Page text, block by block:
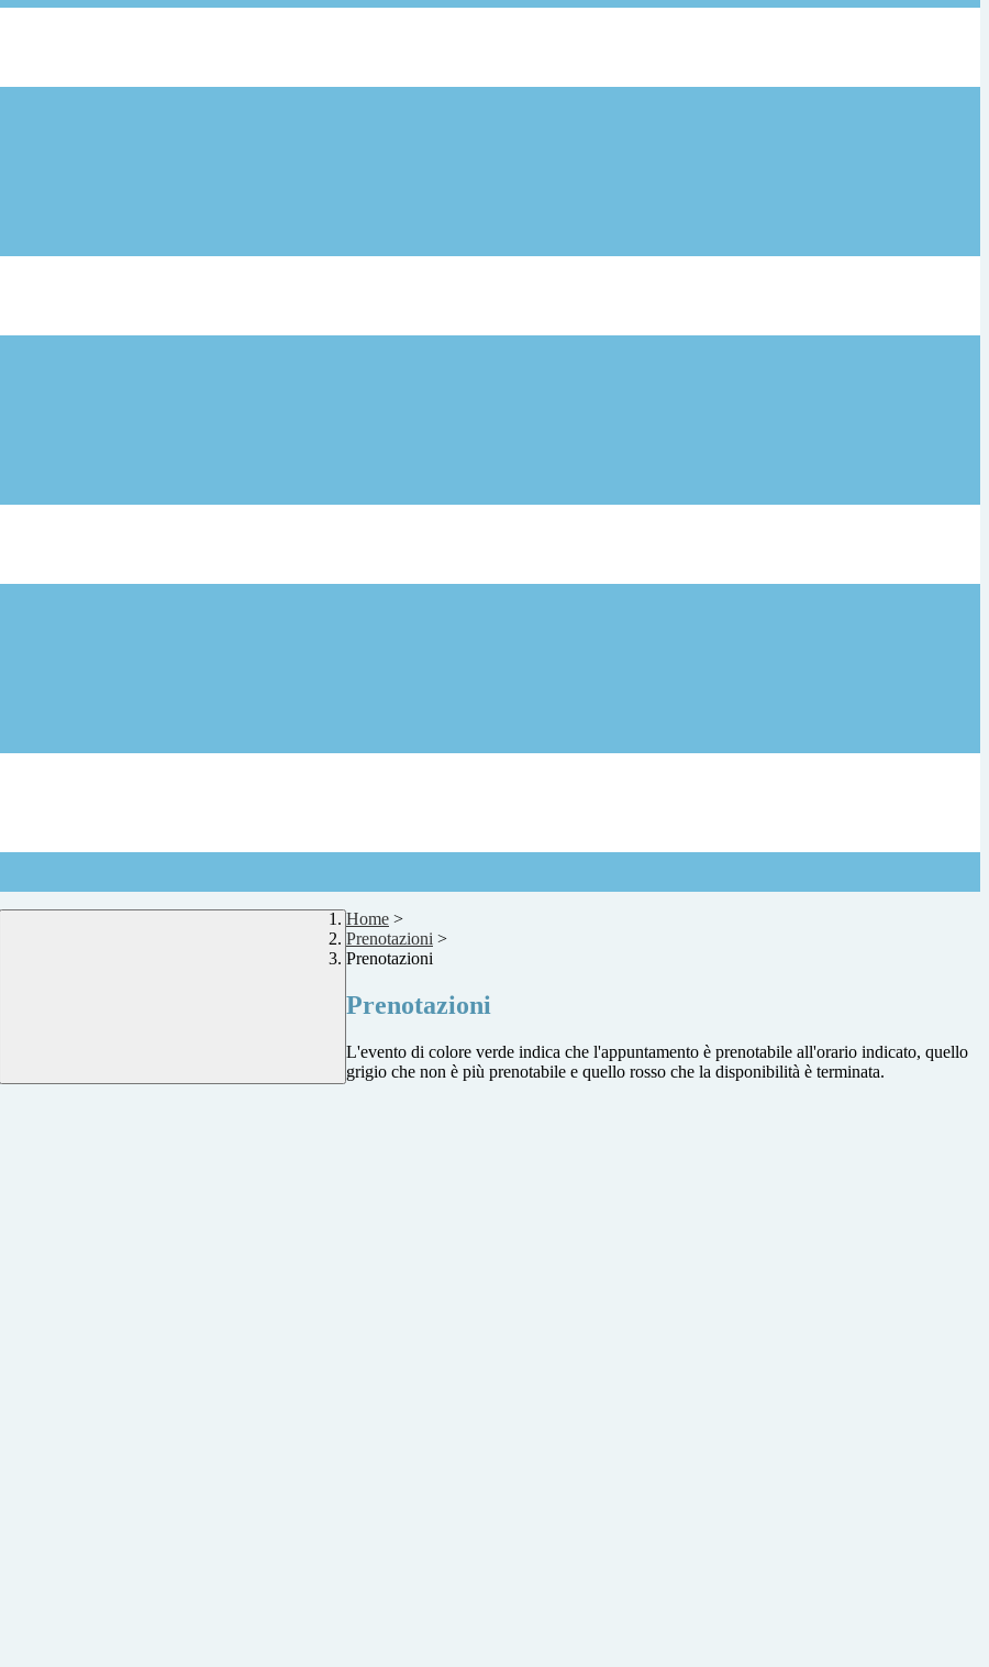
Home >
Prenotazioni >
Prenotazioni
Prenotazioni
L'evento di colore verde indica che l'appuntamento è prenotabile all'orario indicato, quello
grigio che non è più prenotabile e quello rosso che la disponibilità è terminata.